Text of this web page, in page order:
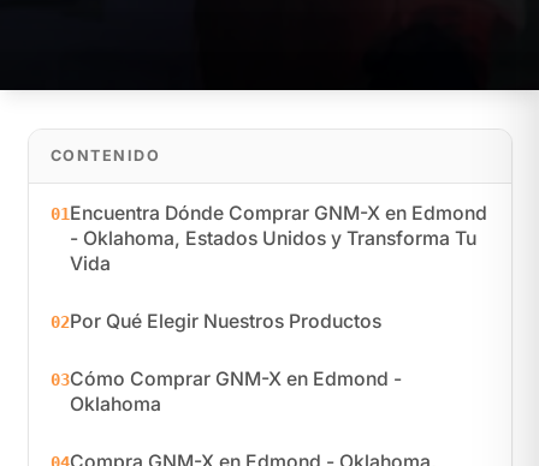
CONTENIDO
01Encuentra Dónde Comprar GNM-X en Edmond
- Oklahoma, Estados Unidos y Transforma Tu
Vida
02Por Qué Elegir Nuestros Productos
03Cómo Comprar GNM-X en Edmond -
Oklahoma
04Compra GNM-X en Edmond - Oklahoma,